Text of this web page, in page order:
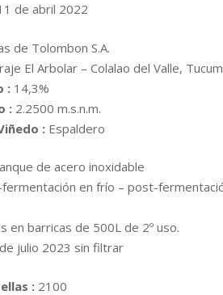
de abril 2022
de Tolombon S.A.
El Arbolar – Colalao del Valle,
:14,3%
:2.2500 m.s.n.m.
: Espaldero
de acero inoxidable
en frío – post-
en barricas de 500L de 2º uso.
julio 2023 sin filtrar
:2100